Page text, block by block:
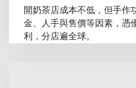
開奶茶店成本不低，但手作
金、人手與售價等因素，憑
利，分店遍全球。